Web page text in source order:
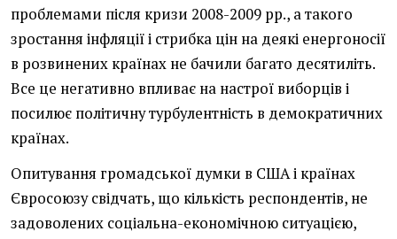
проблемами після кризи 2008-2009 рр., а такого
зростання інфляції і стрибка цін на деякі енергоносії
в розвинених країнах не бачили багато десятиліть.
Все це негативно впливає на настрої виборців і
посилює політичну турбулентність в демократичних
країнах.
Опитування громадської думки в США і країнах
Євросоюзу свідчать, що кількість респондентів, не
задоволених соціальна-економічною ситуацією,